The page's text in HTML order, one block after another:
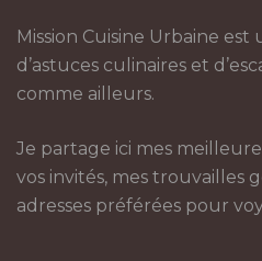
Mission Cuisine Urbaine
d’astuces culinaires et
comme ailleurs.
Je partage ici mes
vos invités, mes trouvailles
adresses préférées pour